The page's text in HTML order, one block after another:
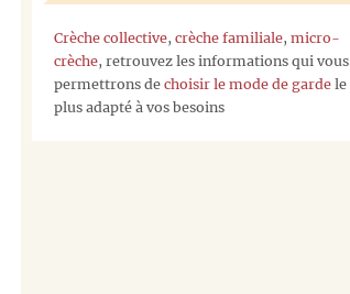
Crèche collective, crèche familiale, micro-
crèche, retrouvez les informations qui vous
permettrons de choisir le mode de garde le
plus adapté à vos besoins